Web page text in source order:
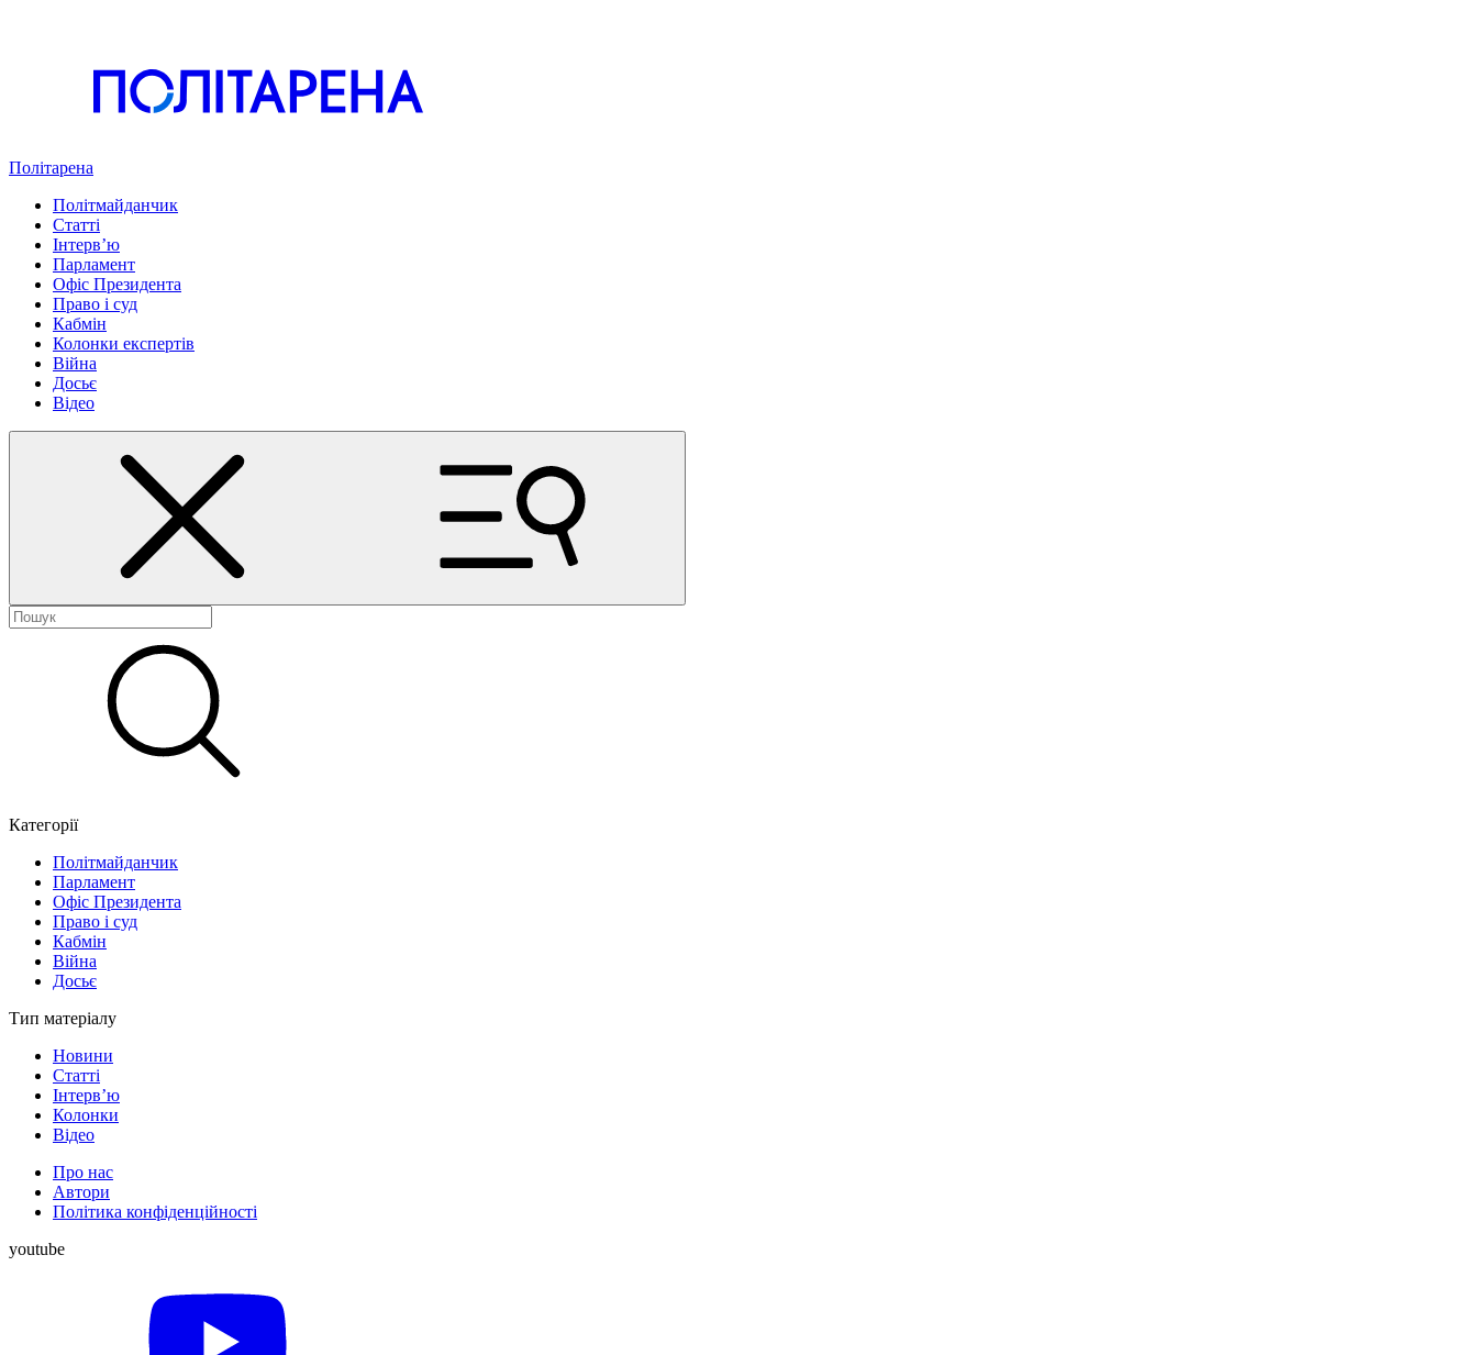
Політарена
Політмайданчик
Статті
Інтервʼю
Парламент
Офіс Президента
Право і суд
Кабмін
Колонки експертів
Війна
Досьє
Відео
Категорії
Політмайданчик
Парламент
Офіс Президента
Право і суд
Кабмін
Війна
Досьє
Тип матеріалу
Новини
Статті
Інтерв’ю
Колонки
Відео
Про нас
Автори
Політика конфіденційності
youtube